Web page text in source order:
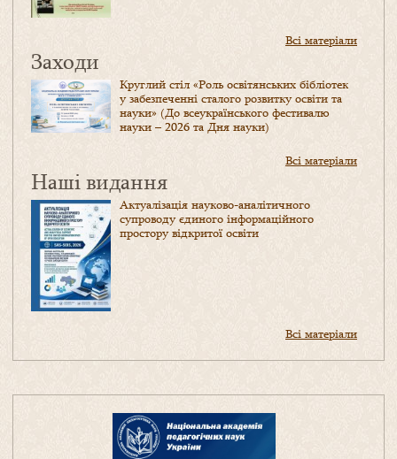
Всі матеріали
Заходи
Круглий стіл «Роль освітянських бібліотек
у забезпеченні сталого розвитку освіти та
науки» (До всеукраїнського фестивалю
науки – 2026 та Дня науки)
Всі матеріали
Наші видання
Актуалізація науково-аналітичного
супроводу єдиного інформаційного
простору відкритої освіти
Всі матеріали